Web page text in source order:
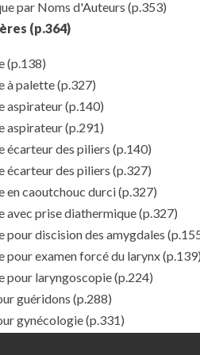
par Noms d'Auteurs (p.353)
(p.364)
(p.138)
à palette(p.327)
aspirateur(p.140)
aspirateur(p.291)
écarteur des piliers (p.140)
écarteur des piliers (p.327)
en caoutchouc durci(p.327)
avec prise diathermique(p.327)
pour discision des amygdales
pour examen forcé du larynx
pour laryngoscopie(p.224)
guéridons (p.288)
gynécologie(p.331)